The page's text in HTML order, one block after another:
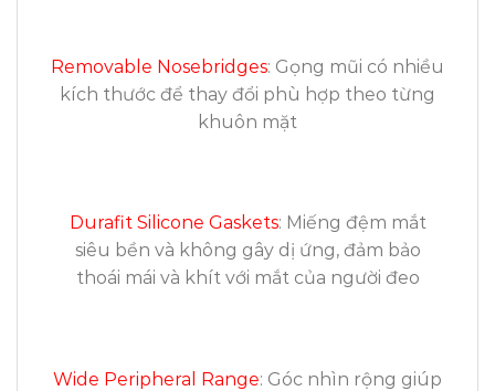
Removable Nosebridges: Gọng mũi có nhiều
kích thước để thay đổi phù hợp theo từng
khuôn mặt
Durafit Silicone Gaskets: Miếng đệm mắt
siêu bền và không gây dị ứng, đảm bảo
thoái mái và khít với mắt của người đeo
Wide Peripheral Range: Góc nhìn rộng giúp